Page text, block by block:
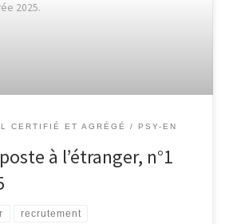
2025.
CERTIFIÉ ET AGRÉGÉ PSY-EN
à l’étranger, n°1
recrutement